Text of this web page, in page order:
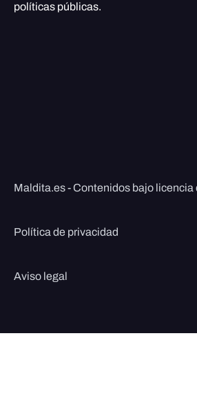
políticas públicas.
Maldita.es - Contenidos bajo licencia
Política de privacidad
Aviso legal